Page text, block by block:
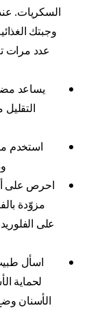
السكريات.
وجبتك
عدد مرات
يساعد
استخدم
احرص على
مزوّدة
على
اسأل
لحماية
الأسنان